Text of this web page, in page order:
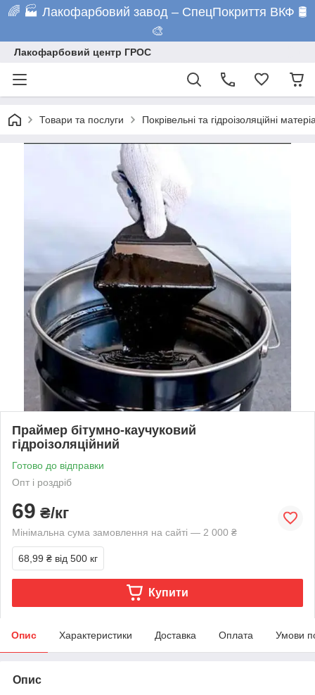
🌈 🏭 Лакофарбовий завод – СпецПокриття ВКФ 🛢️
🎨
Лакофарбовий центр ГРОС
Товари та послуги Покрівельні та гідроізоляційні
Праймер бітумно-каучуковий
гідроізоляційний
Готово до відправки
Опт і роздріб
69 ₴/кг
Мінімальна сума замовлення на сайті — 2 000 ₴
68,99 ₴ від 500 кг
Купити
Опис Характеристики Доставка Оплата Умови
Опис